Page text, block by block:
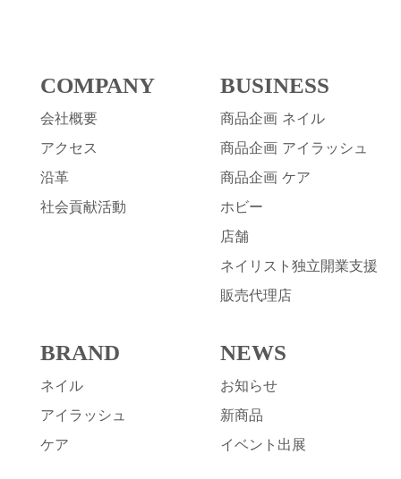
COMPANY
会社概要
アクセス
沿革
社会貢献活動
BUSINESS
商品企画 ネイル
商品企画 アイラッシュ
商品企画 ケア
ホビー
店舗
ネイリスト独立開業支援
販売代理店
BRAND
ネイル
アイラッシュ
ケア
NEWS
お知らせ
新商品
イベント出展